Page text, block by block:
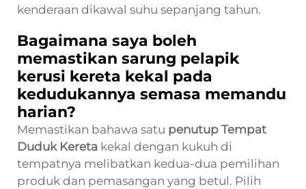
kenderaan dikawal suhu sepanjang tahun.
Bagaimana saya boleh
memastikan sarung pelapik
kerusi kereta kekal pada
kedudukannya semasa memandu
harian?
Memastikan bahawa satu penutup Tempat
Duduk Kereta kekal dengan kukuh di
tempatnya melibatkan kedua-dua pemilihan
produk dan pemasangan yang betul. Pilih